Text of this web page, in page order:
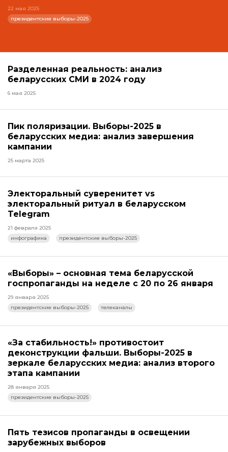
22 мая 2025
президентские выборы-2025
Разделенная реальность: анализ
беларусских СМИ в 2024 году
6 мая 2025
Пик поляризации. Выборы-2025 в
беларусских медиа: анализ завершения
кампании
25 марта 2025
Электоральный суверенитет vs
электоральный ритуал в беларусском
Telegram
21 февраля 2025
инфографика
президентские выборы-2025
«Выборы» – основная тема беларусской
госпропаганды на неделе с 20 по 26 января
29 января 2025
президентские выборы-2025
телеканалы
«За стабильность!» противостоит
деконструкции фальши. Выборы-2025 в
зеркале беларусских медиа: анализ второго
этапа кампании
28 января 2025
президентские выборы-2025
Пять тезисов пропаганды в освещении
зарубежных выборов